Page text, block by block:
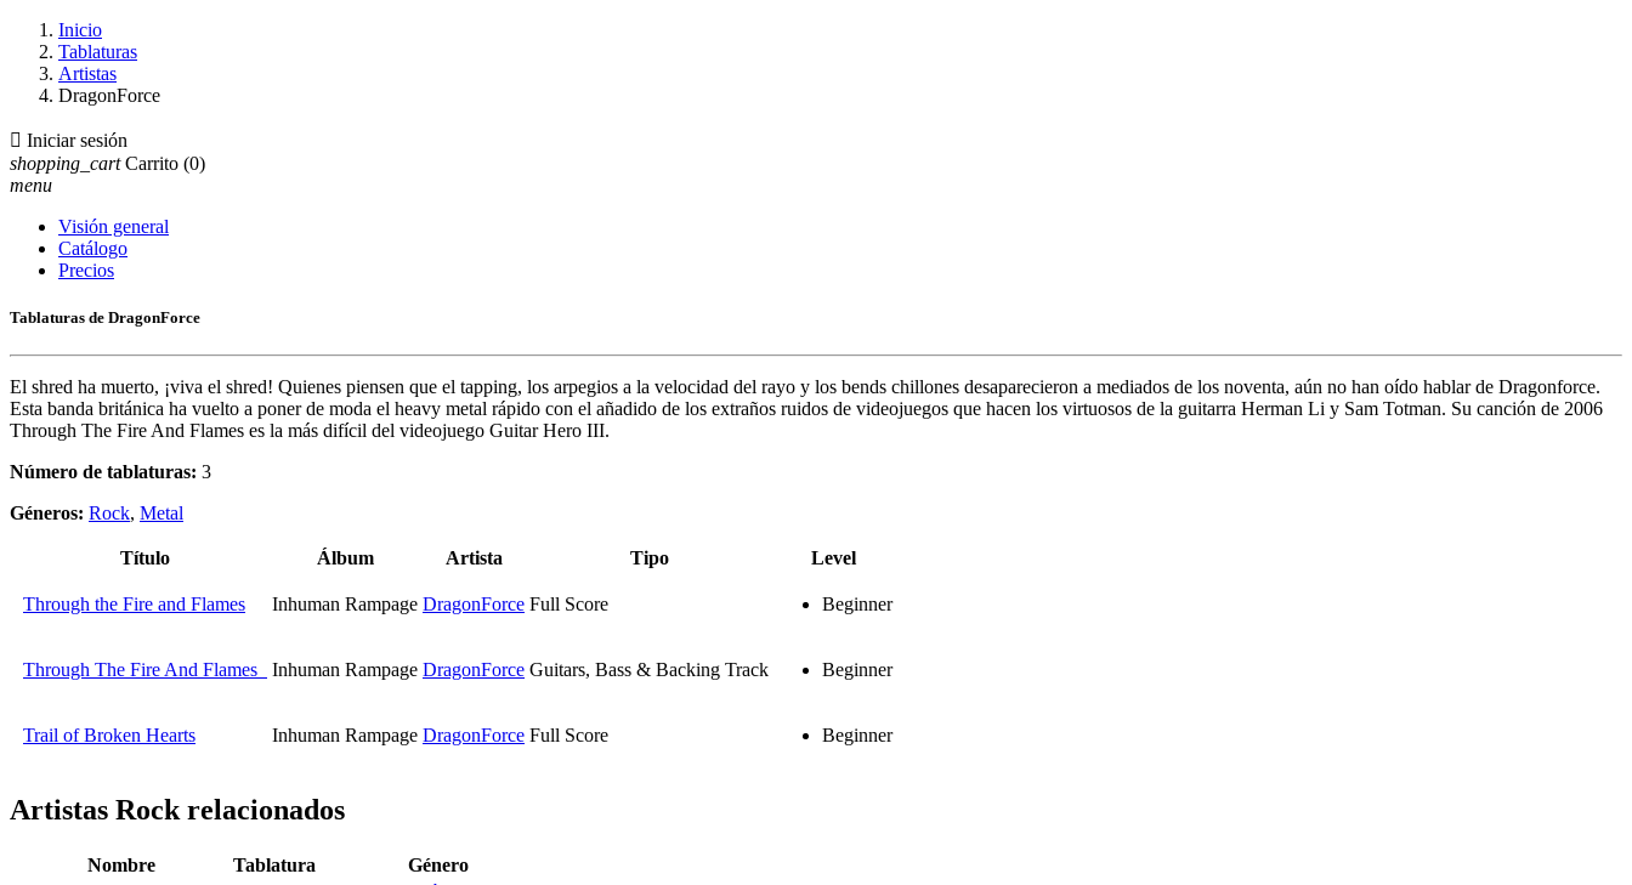
Inicio
Tablaturas
Artistas
DragonForce
 Iniciar sesión
shopping_cart Carrito (0)
menu
Visión general
Catálogo
Precios
Tablaturas de DragonForce
El shred ha muerto, ¡viva el shred! Quienes piensen que el tapping, los arpegios a la velocidad del rayo y los bends chillones desaparecieron a mediados de los noventa, aún no han oído hablar de Dragonforce.
Esta banda británica ha vuelto a poner de moda el heavy metal rápido con el añadido de los extraños ruidos de videojuegos que hacen los virtuosos de la guitarra Herman Li y Sam Totman. Su canción de 2006
Through The Fire And Flames es la más difícil del videojuego Guitar Hero III.
Número de tablaturas: 3
Géneros: Rock, Metal
Título Álbum Artista Tipo Level
Through the Fire and Flames Inhuman Rampage DragonForce Full Score Beginner
Through The Fire And Flames Inhuman Rampage DragonForce Guitars, Bass & Backing Track Beginner
Trail of Broken Hearts Inhuman Rampage DragonForce Full Score Beginner
Artistas Rockrelacionados
Nombre Tablatura
Género